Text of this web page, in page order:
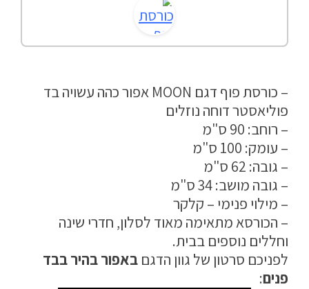
מדיניות פרטיות
התחבר / הרשם
– כורסת פוף דגם MOON אפור כהה עשויה בד
פוליאסטר דוחה נוזלים
– רוחב: 90 ס"מ
– עומק: 100 ס"מ
– גובה: 62 ס"מ
– גובה מושב: 34 ס"מ
– מילוי פנימי – קלקר
– הכורסא מתאימה מאוד לסלון, חדרי שינה
וחללים נוספים בבית.
לפניכם סרטון של גוון הדגם באפור בהיר בבד
פנים: